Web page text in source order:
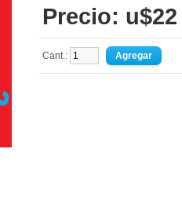
Precio: u$22
Cant.: